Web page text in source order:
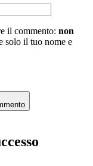
il commento: non
solo il tuo nome e